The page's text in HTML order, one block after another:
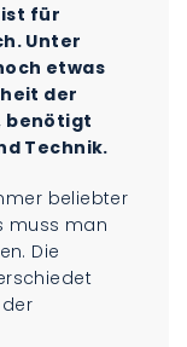
ist für
Unter
etwas
der
benötigt
Technik.
beliebter
muss man
Die